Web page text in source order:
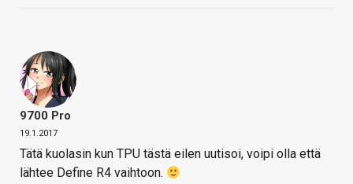
9700 Pro
19.1.2017
Tätä kuolasin kun TPU tästä eilen uutisoi, voipi olla että
lähtee Define R4 vaihtoon.